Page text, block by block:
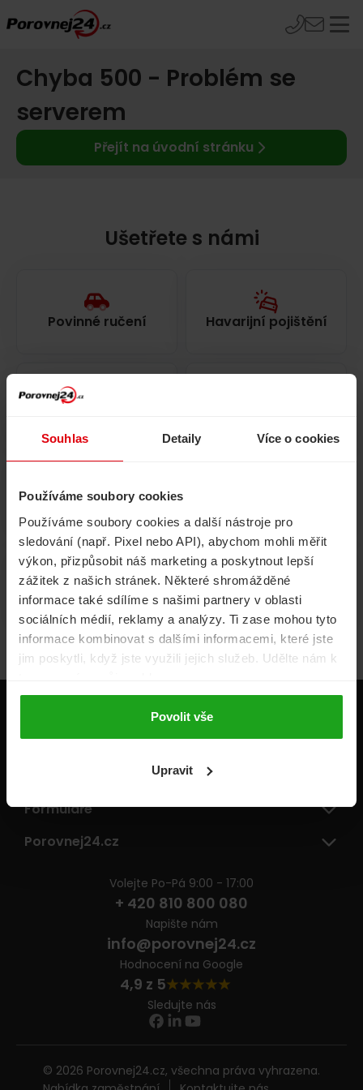
Souhlas Detaily Více o cookies
Používáme soubory cookies
Používáme soubory cookies a další nástroje pro
sledování (např. Pixel nebo API), abychom mohli měřit
výkon, přizpůsobit náš marketing a poskytnout lepší
zážitek z našich stránek. Některé shromážděné
informace také sdílíme s našimi partnery v oblasti
sociálních médií, reklamy a analýzy. Ti zase mohou tyto
informace kombinovat s dalšími informacemi, které jste
jim poskytli, když jste využili jejich služeb. Udělte nám k
Povolit vše
Upravit
Chyba 500 - Problém se
serverem
Přejít na úvodní stránku
Ušetřete s námi
Povinné ručení Havarijní pojištění
Volání, internet, TV
Životní pojištění Energie
Pojišťovny
Formuláře
Porovnej24.cz
Volejte Po-Pá 9:00 - 17:00
+ 420 810 800 080
Napište nám
info@porovnej24.cz
Hodnocení na Google
4,9 z 5
Sledujte nás
© 2026 Porovnej24.cz, všechna práva vyhrazena.